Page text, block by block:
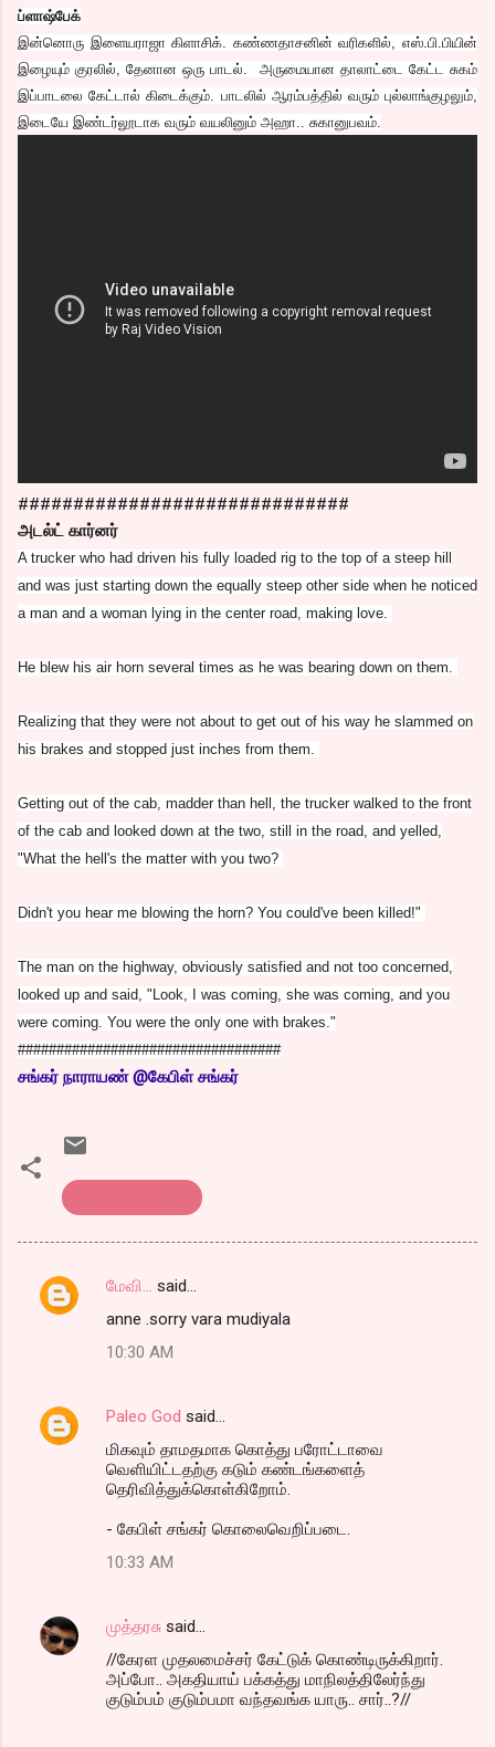
ப்ளாஷ்பேக்
இன்னொரு இளையராஜா கிளாசிக். கண்ணதாசனின் வரிகளில், எஸ்.பி.பியின்
இழையும் குரலில், தேனான ஒரு பாடல். அருமையான தாலாட்டை கேட்ட சுகம்
இப்பாடலை கேட்டால் கிடைக்கும். பாடலில் ஆரம்பத்தில் வரும் புல்லாங்குழலும்,
இடையே இண்டர்லூடாக வரும் வயலினும் அஹா.. சுகானுபவம்.
##############################
அடல்ட் கார்னர்
A trucker who had driven his fully loaded rig to the top of a steep hill
and was just starting down the equally steep other side when he noticed
a man and a woman lying in the center road, making love.
He blew his air horn several times as he was bearing down on them.
Realizing that they were not about to get out of his way he slammed on
his brakes and stopped just inches from them.
Getting out of the cab, madder than hell, the trucker walked to the front
of the cab and looked down at the two, still in the road, and yelled,
"What the hell's the matter with you two?
Didn't you hear me blowing the horn? You could've been killed!"
The man on the highway, obviously satisfied and not too concerned,
looked up and said, "Look, I was coming, she was coming, and you
were coming. You were the only one with brakes."
##################################
சங்கர் நாராயண் @கேபிள் சங்கர்
C
e
மேவி...
said…
anne .sorry vara mudiyala
10:30 AM
Paleo God said…
மிகவும் தாமதமாக கொத்து பரோட்டாவை
வெளியிட்டதற்கு கடும் கண்டங்களைத்
தெரிவித்துக்கொள்கிறோம்.
- கேபிள் சங்கர் கொலைவெறிப்படை.
10:33 AM
முத்தரசு said…
//கேரள முதலமைச்சர் கேட்டுக் கொண்டிருக்கிறார்.
அப்போ.. அகதியாய் பக்கத்து மாநிலத்திலேர்ந்து
குடும்பம் குடும்பமா வந்தவங்க யாரு.. சார்..?//